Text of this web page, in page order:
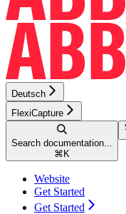
Deutsch
FlexiCapture
Search documentation...
⌘ K
Website
Get Started
Get Started